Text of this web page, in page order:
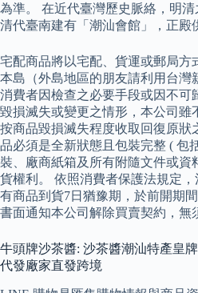
為準。 在近代臺灣歷史脈絡，明清
清代臺南建有「潮汕會館」，正殿
宅配商品將以宅配、貨運或郵局方
本島（外島地區的朋友請利用台灣
消費者因檢查之必要手段或因不可
毀損滅失或變更之情形，本公司雖
按商品毀損滅失程度收取回復原狀
品必須是全新狀態且包裝完整 ( 包
裝、廠商紙箱及所有附隨文件或資
貨權利。 依照消費者保護法規定
有商品到貨7日猶豫期，於前開期
書面通知本公司解除買賣契約，無
牛頭牌沙茶醬: 沙茶醬潮汕特產皇
代發廠家直發跨境